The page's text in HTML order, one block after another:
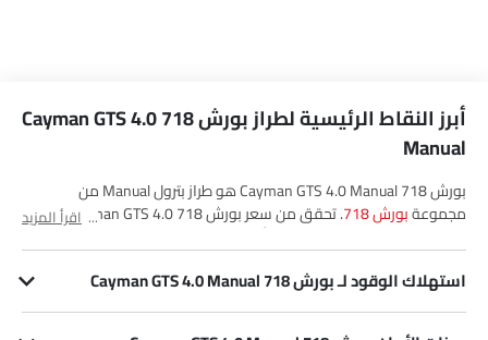
أبرز النقاط الرئيسية لطراز بورش 718 Cayman GTS 4.0
Manual
بورش 718 Cayman GTS 4.0 Manual هو طراز بترول Manual من
مجموعةبورش 718
. تحقق من سعر بورش 718 Cayman GTS 4.0
Manual في Saudi Arabia. شاهد أحدث العروض، الألوان، المراجعات، الصور
والمزيد من 718 Cayman GTS 4.0 Manual في SayaraBay.
اقرأ المزيد
استهلاك الوقود لـ بورش 718 Cayman GTS 4.0 Manual